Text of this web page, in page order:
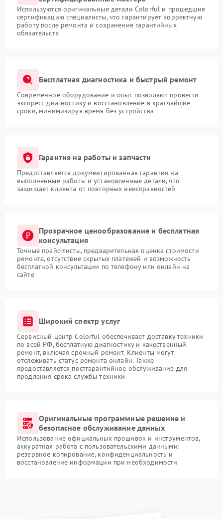
Используются оригинальные детали Colorful и прошедшие
сертификацию специалисты, что гарантирует корректную
работу после ремонта и сохранение гарантийных
обязательств
Бесплатная диагностика и быстрый ремонт
Современное оборудование и опыт позволяют провести
экспресс-диагностику и восстановление в кратчайшие
сроки, минимизируя время без устройства
Гарантия на работы и запчасти
Предоставляется документированная гарантия на
выполненные работы и установленные детали, что
защищает клиента от повторных неисправностей
Прозрачное ценообразование и бесплатная
консультация
Точные прайс-листы, предварительная оценка стоимости
ремонта, отсутствие скрытых платежей и возможность
бесплатной консультации по телефону или онлайн на
сайте
Широкий спектр услуг
Сервисный центр Colorful обеспечивает доставку техники
по всей РФ, бесплатную диагностику и качественный
ремонт, включая срочный ремонт. Клиенты могут
отслеживать статус ремонта онлайн. Также
предоставляется постгарантийное обслуживание для
продления срока службы техники
Оригинальные программные решение и
безопасное обслуживание данных
Использование официальных прошивок и инструментов,
аккуратная работа с пользовательскими данными:
резервное копирование, конфиденциальность и
восстановление информации при необходимости